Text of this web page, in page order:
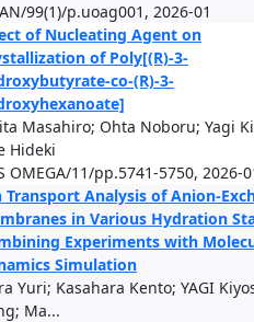
99(1)/p.uoag001, 2026-01
of Nucleating Agent on
of Poly[(R)-3-
co-(R)-3-
Masahiro; Ohta Noboru; Yagi
Hideki
OMEGA/11/pp.5741-5750, 2026-
Transport Analysis of Anion-
in Various Hydration
Experiments with
Simulation
Yuri; Kasahara Kento; YAGI
Ma...